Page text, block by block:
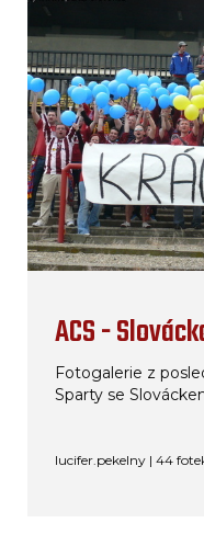
ACS -
Fotogalerie z
Sparty se
lucifer.pekelny | 44